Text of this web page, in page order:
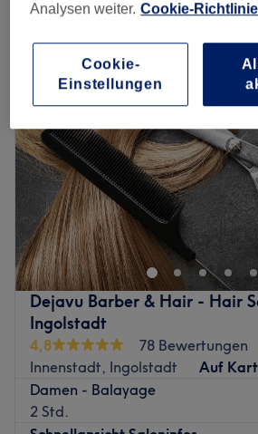
Ein Salon, der anbietet: damen - balayage in
Dejavu Barber & Hair - Hair
Ingolstadt
4,8
78 Bewertungen
Innenstadt, Ingolstadt
Auf
Damen - Balayage
2 Std.
Analysen weiter. Cookie-
Cookie-
Einstellungen